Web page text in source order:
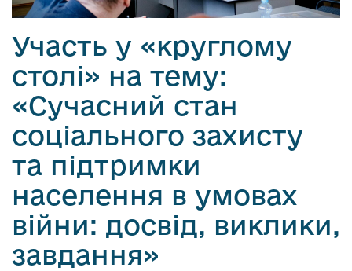
Участь у «круглому
столі» на тему:
«Сучасний стан
соціального захисту
та підтримки
населення в умовах
війни: досвід, виклики,
завдання»